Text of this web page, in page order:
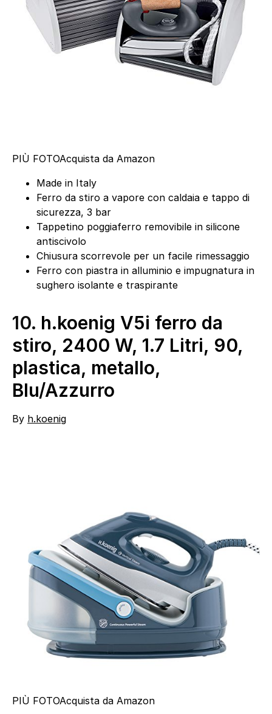
PIÙ FOTOAcquista da Amazon
Made in Italy
Ferro da stiro a vapore con caldaia e tappo di
sicurezza, 3 bar
Tappetino poggiaferro removibile in silicone
antiscivolo
Chiusura scorrevole per un facile rimessaggio
Ferro con piastra in alluminio e impugnatura in
sughero isolante e traspirante
10. h.koenig V5i ferro da
stiro, 2400 W, 1.7 Litri, 90,
plastica, metallo,
Blu/Azzurro
By h.koenig
PIÙ FOTOAcquista da Amazon